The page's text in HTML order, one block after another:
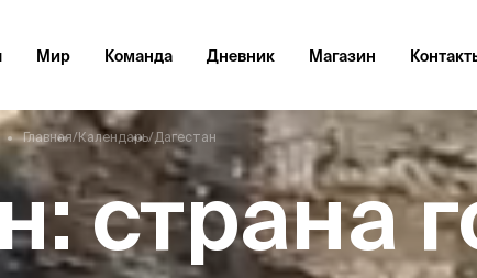
Мир Команда Дневник Магазин
Главная/Календарь/Дагестан
страна